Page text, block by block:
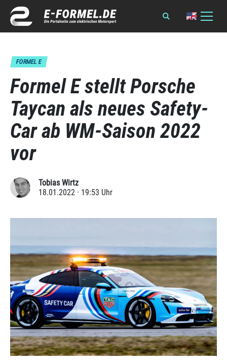
FORMEL E
Formel E stellt Porsche
Taycan als neues Safety-
Car ab WM-Saison 2022
vor
Tobias Wirtz
18.01.2022 · 19:53 Uhr